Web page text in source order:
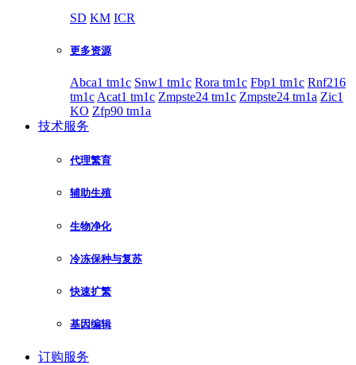
SD KM ICR
更多资源
Abca1 tm1c Snw1 tm1c Rora tm1c Fbp1 tm1c Rnf216
tm1c Acat1 tm1c Zmpste24 tm1c Zmpste24 tm1a Zic1
KO Zfp90 tm1a
技术服务
代理繁育
辅助生殖
生物净化
冷冻保种与复苏
快速扩繁
基因编辑
订购服务